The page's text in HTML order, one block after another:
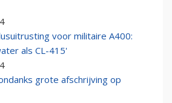
voor militaire A400:
als CL-415'
grote afschrijving op